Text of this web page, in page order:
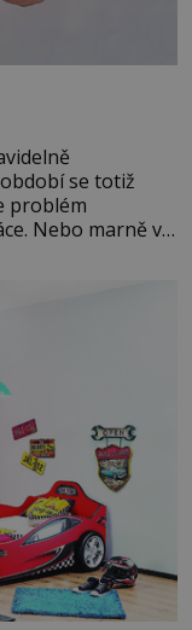
se totiž
problém
Nebo marně v